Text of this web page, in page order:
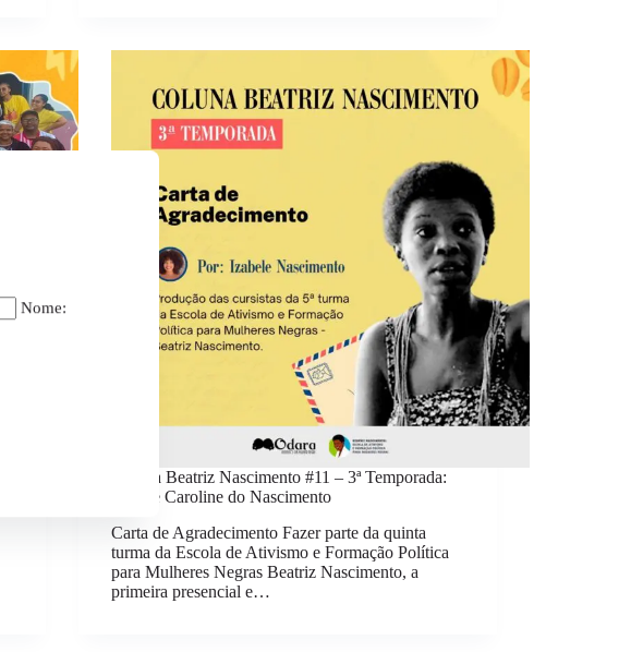
Nome:
Coluna Beatriz Nascimento #11 – 3ª Temporada:
Izabele Caroline do Nascimento
Carta de Agradecimento Fazer parte da quinta
turma da Escola de Ativismo e Formação Política
para Mulheres Negras Beatriz Nascimento, a
primeira presencial e…